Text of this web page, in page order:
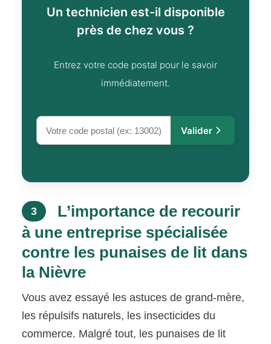
Un technicien est-il disponible
près de chez vous ?
Entrez votre code postal pour le savoir
immédiatement.
Valider
3
L’importance de recourir
à une entreprise spécialisée
contre les punaises de lit dans
la Nièvre
Vous avez essayé les astuces de grand-mère,
les répulsifs naturels, les insecticides du
commerce. Malgré tout, les punaises de lit